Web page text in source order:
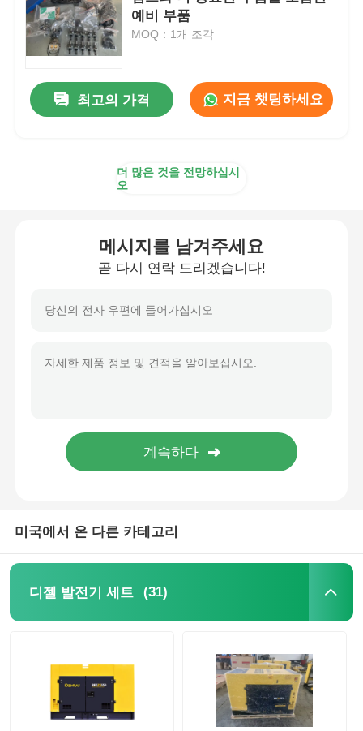
디젤 발전기 세트
가솔린 발전기 세트
산업용 발전기 세트
가정용 생성기
발전기 디젤 엔진
예비 부품
MOQ：1개 조각
최고의 가격 지금 챗팅하세요
더 많은 것을 전망하십시
오
메시지를 남겨주세요
곧 다시 연락 드리겠습니다!
미국에서 온 다른 카테고리
디젤 발전기 세트 (31)